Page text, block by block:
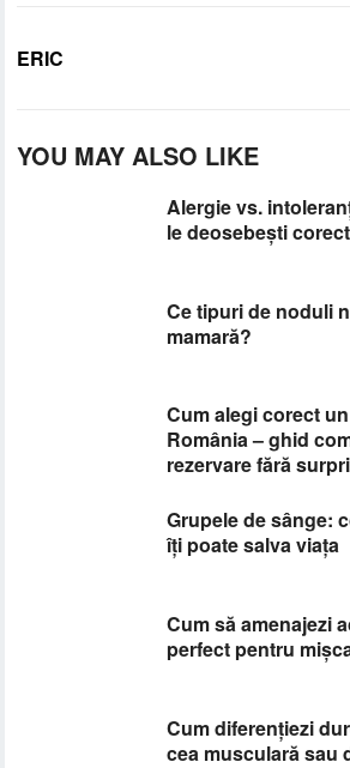
ERIC
YOU MAY ALSO LIKE
Alergie vs.
le deosebești corect
Ce tipuri de noduli
mamară?
Cum alegi corect
România – ghid
rezervare fără
Grupele de sânge:
îți poate salva viața
Cum să amenajezi
perfect pentru
Cum diferențiezi
cea musculară sau